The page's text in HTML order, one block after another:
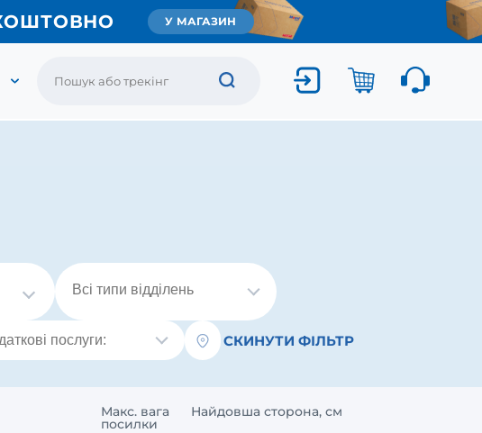
У МАГАЗИН
СКИНУТИ ФІЛЬТР
Макс. вага
посилки
Найдовша сторона, см